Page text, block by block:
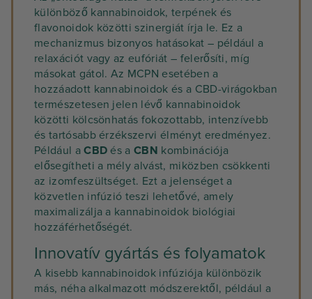
különböző kannabinoidok, terpének és
flavonoidok közötti szinergiát írja le. Ez a
mechanizmus bizonyos hatásokat – például a
relaxációt vagy az eufóriát – felerősíti, míg
másokat gátol. Az MCPN esetében a
hozzáadott kannabinoidok és a CBD-virágokban
természetesen jelen lévő kannabinoidok
közötti kölcsönhatás fokozottabb, intenzívebb
és tartósabb érzékszervi élményt eredményez.
Például aCBD és aCBN kombinációja
elősegítheti a mély alvást, miközben csökkenti
az izomfeszültséget. Ezt a jelenséget a
közvetlen infúzió teszi lehetővé, amely
maximalizálja a kannabinoidok biológiai
hozzáférhetőségét.
Innovatív gyártás és folyamatok
A kisebb kannabinoidok infúziója különbözik
más, néha alkalmazott módszerektől, például a